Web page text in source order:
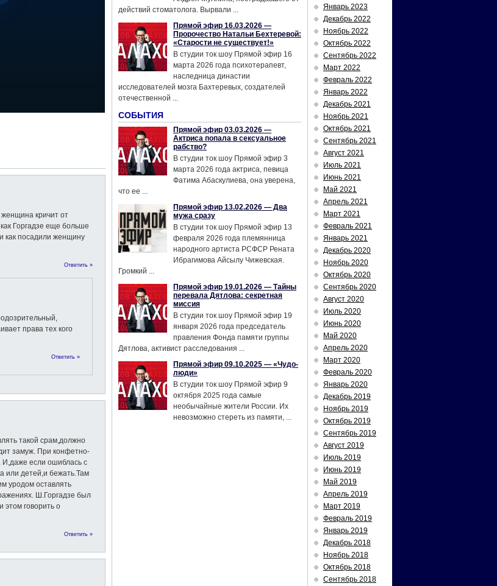
женщина кричит от
Горгадзе еще больше
как посадили женщину
Ответить »
права тех кого
Ответить »
такой срам,должно
замуж. При конфетно-
И,даже если ошиблась с
или детей,и бежать.Там
уродом оставлять
Ш.Горгадзе был
этом говорить о
Ответить »
действий стоматолога. Вырвали ...
Прямой эфир 16.03.2026 —
Пророчество Натальи Бехтеревой:
«Старости не существует!»
В студии ток шоу Прямой эфир 16
марта 2026 года психотерапевт,
наследница династии
исследователей мозга Бахтеревых, создателей
отечественной ...
СОБЫТИЯ
Прямой эфир 03.03.2026 —
Актриса попала в сексуальное
рабство?
В студии ток шоу Прямой эфир 3
марта 2026 года актриса, певица
Фатима Абаскулиева, она уверена,
что ее ...
Прямой эфир 13.02.2026 — Два
мужа сразу
В студии ток шоу Прямой эфир 13
февраля 2026 года племянница
народного артиста РСФСР Рената
Ибрагимова Айсылу Чижевская.
Громкий ...
Прямой эфир 19.01.2026 — Тайны
перевала Дятлова: секретная
миссия
В студии ток шоу Прямой эфир 19
января 2026 года председатель
правления Фонда памяти группы
Дятлова, активист расследования ...
Прямой эфир 09.10.2025 — «Чудо-
люди»
В студии ток шоу Прямой эфир 9
октября 2025 года самые
необычайные жители России. Их
невозможно стереть из памяти, ...
Январь 2023
Декабрь 2022
Ноябрь 2022
Октябрь 2022
Сентябрь 2022
Март 2022
Февраль 2022
Январь 2022
Декабрь 2021
Ноябрь 2021
Октябрь 2021
Сентябрь 2021
Август 2021
Июль 2021
Июнь 2021
Май 2021
Апрель 2021
Март 2021
Февраль 2021
Январь 2021
Декабрь 2020
Ноябрь 2020
Октябрь 2020
Сентябрь 2020
Август 2020
Июль 2020
Июнь 2020
Май 2020
Апрель 2020
Март 2020
Февраль 2020
Январь 2020
Декабрь 2019
Ноябрь 2019
Октябрь 2019
Сентябрь 2019
Август 2019
Июль 2019
Июнь 2019
Май 2019
Апрель 2019
Март 2019
Февраль 2019
Январь 2019
Декабрь 2018
Ноябрь 2018
Октябрь 2018
Сентябрь 2018